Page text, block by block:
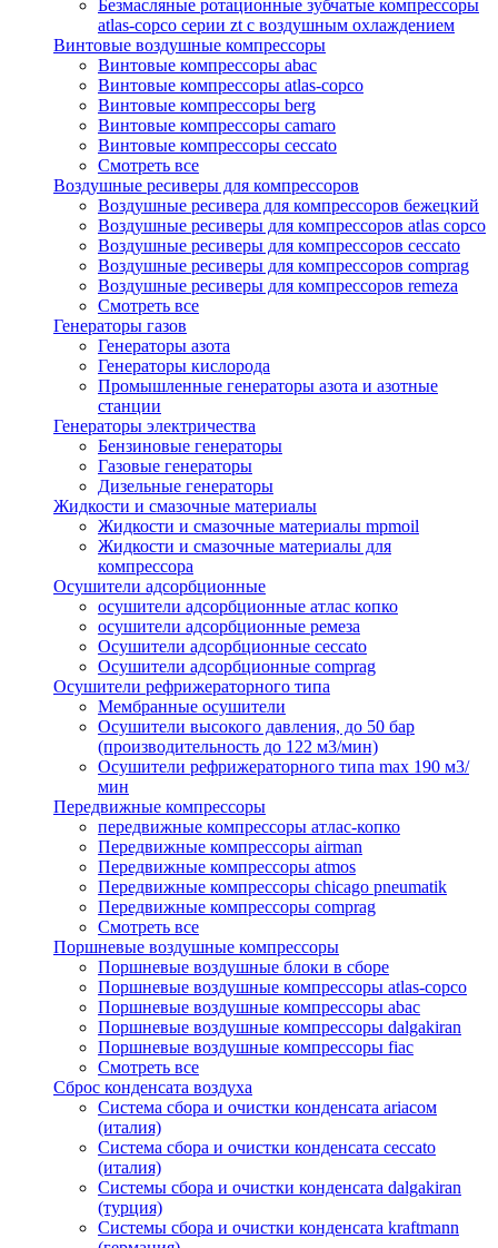
Безмасляные ротационные зубчатые компрессоры
atlas-copco серии zt с воздушным охлаждением
Винтовые воздушные компрессоры
Винтовые компрессоры abac
Винтовые компрессоры atlas-copco
Винтовые компрессоры berg
Винтовые компрессоры camaro
Винтовые компрессоры ceccato
Смотреть все
Воздушные ресиверы для компрессоров
Воздушные ресивера для компрессоров бежецкий
Воздушные ресиверы для компрессоров atlas copco
Воздушные ресиверы для компрессоров ceccato
Воздушные ресиверы для компрессоров comprag
Воздушные ресиверы для компрессоров remeza
Смотреть все
Генераторы газов
Генераторы азота
Генераторы кислорода
Промышленные генераторы азота и азотные
станции
Генераторы электричества
Бензиновые генераторы
Газовые генераторы
Дизельные генераторы
Жидкости и смазочные материалы
Жидкости и смазочные материалы mpmoil
Жидкости и смазочные материалы для
компрессора
Осушители адсорбционные
осушители адсорбционные атлас копко
осушители адсорбционные ремеза
Осушители адсорбционные ceccato
Осушители адсорбционные comprag
Осушители рефрижераторного типа
Мембранные осушители
Осушители высокого давления, до 50 бар
(производительность до 122 м3/мин)
Осушители рефрижераторного типа max 190 м3/
мин
Передвижные компрессоры
передвижные компрессоры атлас-копко
Передвижные компрессоры airman
Передвижные компрессоры atmos
Передвижные компрессоры chicago pneumatik
Передвижные компрессоры comprag
Смотреть все
Поршневые воздушные компрессоры
Поршневые воздушные блоки в сборе
Поршневые воздушные компрессоры atlas-copco
Поршневые воздушные компрессоры abac
Поршневые воздушные компрессоры dalgakiran
Поршневые воздушные компрессоры fiac
Смотреть все
Сброс конденсата воздуха
Система сбора и очистки конденсата ariacом
(италия)
Система сбора и очистки конденсата ceccato
(италия)
Системы сбора и очистки конденсата dalgakiran
(турция)
Системы сбора и очистки конденсата kraftmann